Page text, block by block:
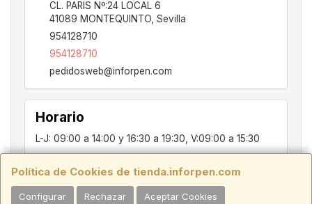
Política de Cookies de tienda.inforpen.com
Configurar Rechazar Aceptar Cookies
CL. PARIS Nº:24 LOCAL 6
41089 MONTEQUINTO Sevilla
954128710
954128710
pedidosweb@inforpen.com
Horario
L-J: 09:00 a 14:00 y 16:30 a 19:30, V:09:00 a 15:30
PARIS, 24, LOCAL 6, 41089, Montequinto - Dos Hermanas, SEVILLA,